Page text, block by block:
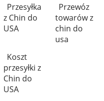
Przesyłka
z Chin do
USA
Przewóz
towarów z
chin do
usa
Koszt
przesyłki z
Chin do
USA